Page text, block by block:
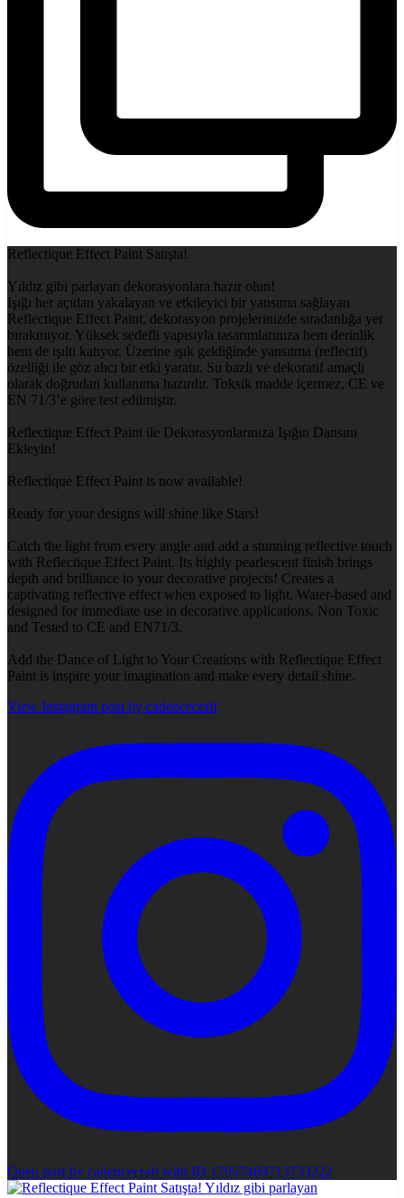
Reflectique Effect Paint Satışta!
Yıldız gibi parlayan dekorasyonlara hazır olun!
Işığı her açıdan yakalayan ve etkileyici bir yansıma sağlayan
Reflectique Effect Paint, dekorasyon projelerinizde sıradanlığa yer
bırakmıyor. Yüksek sedefli yapısıyla tasarımlarınıza hem derinlik
hem de ışıltı katıyor. Üzerine ışık geldiğinde yansıtma (reflectif)
özelliği ile göz alıcı bir etki yaratır. Su bazlı ve dekoratif amaçlı
olarak doğrudan kullanıma hazırdır. Toksik madde içermez, CE ve
EN 71/3’e göre test edilmiştir.
Reflectique Effect Paint ile Dekorasyonlarınıza Işığın Dansını
Ekleyin!
Reflectique Effect Paint is now available!
Ready for your designs will shine like Stars!
Catch the light from every angle and add a stunning reflective touch
with Reflectique Effect Paint. Its highly pearlescent finish brings
depth and brilliance to your decorative projects! Creates a
captivating reflective effect when exposed to light. Water-based and
designed for immediate use in decorative applications. Non Toxic
and Tested to CE and EN71/3.
Add the Dance of Light to Your Creations with Reflectique Effect
Paint is inspire your imagination and make every detail shine.
View Instagram post by cadencecraft
Open post by cadencecraft with ID 17957469713733222